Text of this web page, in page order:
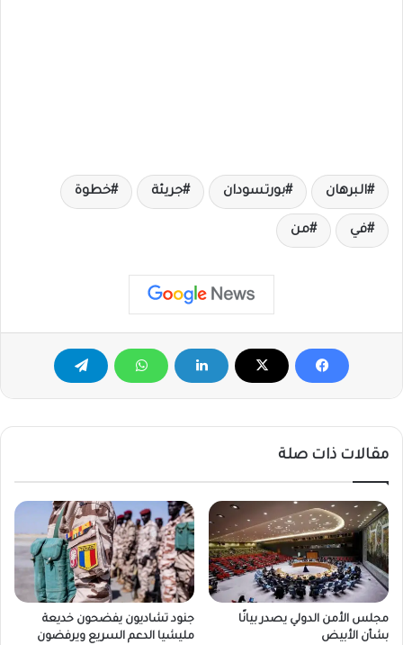
البرهان بورتسودان جريئة خطوة
في من
مقالات ذات صلة
مجلس الأمن الدولي يصدر بيانًا
بشأن الأبيض
جنود تشاديون يفضحون خديعة
مليشيا الدعم السريع ويرفضون